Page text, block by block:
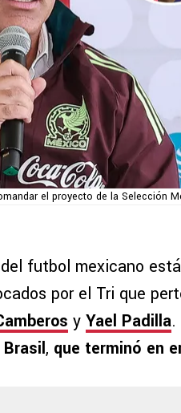
el proyecto de la Selección
futbol mexicano
por el Tri que
y Yael Padilla.
, que terminó en